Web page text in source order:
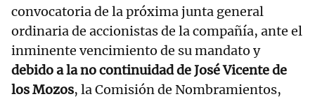
convocatoria de la próxima junta general
ordinaria de accionistas de la compañía, ante el
inminente vencimiento de su mandato y
debido a la no continuidad de José Vicente de
los Mozos, la Comisión de Nombramientos,